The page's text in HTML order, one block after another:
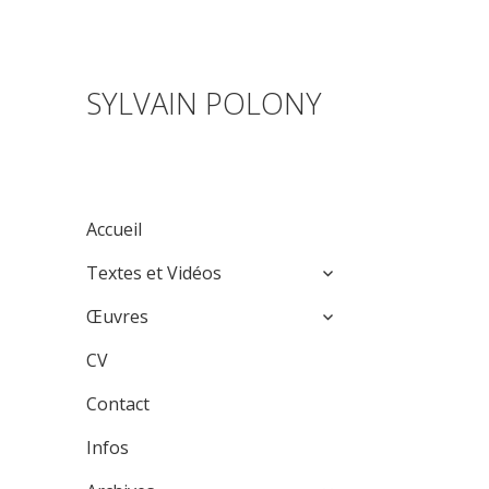
SYLVAIN POLONY
Accueil
Textes et Vidéos
expand
menu
Œuvres
expand
CV
Contact
Infos